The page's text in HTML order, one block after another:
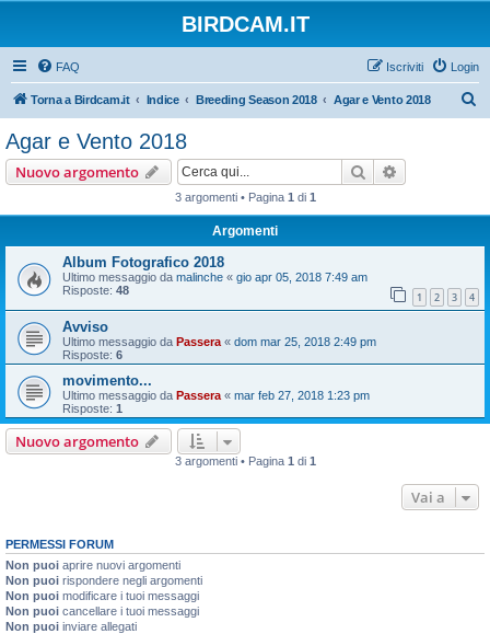
BIRDCAM.IT
FAQ Login
Iscriviti
Torna a Birdcam.it Indice Breeding Season 2018 Agar e Vento 2018
Agar e Vento 2018
Nuovo argomento Cerca
3 argomenti • Pagina 1 di 1
Argomenti
Album Fotografico 2018
Ultimo messaggio da malinche « gio apr 05, 2018 7:49 am
Risposte: 48 1 2 3 4
Avviso
Ultimo messaggio da Passera « dom mar 25, 2018 2:49 pm
Risposte: 6
movimento...
Ultimo messaggio da Passera « mar feb 27, 2018 1:23 pm
Risposte: 1
Nuovo argomento
3 argomenti • Pagina 1 di 1
Vai a
PERMESSI FORUM
Non puoi aprire nuovi argomenti
Non puoi rispondere negli argomenti
Non puoi modificare i tuoi messaggi
Non puoi cancellare i tuoi messaggi
Non puoi inviare allegati